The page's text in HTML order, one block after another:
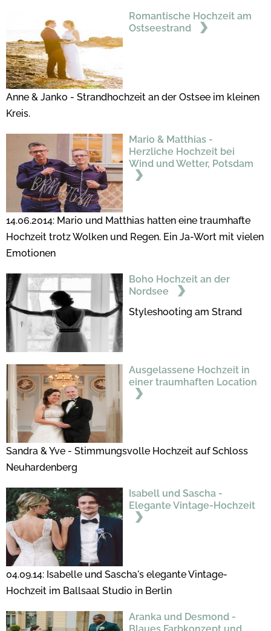
Romantische Hochzeit am
Ostseestrand
Anne & Janko - Strandhochzeit an der Ostsee im kleinen
Kreis.
Mario & Matthias -
Herzliche Hochzeit bei
Wind und Wetter, Potsdam
14.06.2014: Mario und Matthias hatten eine traumhafte
Hochzeit trotz Wolken und Regen. Ein Ja-Wort mit vielen
Emotionen
Boho Hochzeit an der
Nordsee
Styleshooting am Strand
Ausgelassene Hochzeit in
einer traumhaften Location
Sandra & Yve - Stimmungsvolle Hochzeit auf Schloss
Neuhardenberg
Isabell und Sascha -
Elegante Vintage-Hochzeit
04.09.14: Isabelle und Sascha's elegante Vintage-
Hochzeit im Ballsaal Studio in Berlin
Aranka und Desmond -